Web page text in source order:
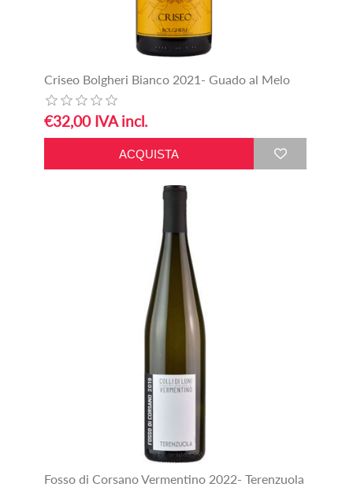
Criseo Bolgheri Bianco 2021- Guado al Melo
€32,00 IVA incl.
Fosso di Corsano Vermentino 2022- Terenzuola